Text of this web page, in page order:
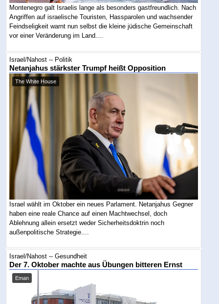
Montenegro galt Israelis lange als besonders gastfreundlich. Nach
Angriffen auf israelische Touristen, Hassparolen und wachsender
Feindseligkeit warnt nun selbst die kleine jüdische Gemeinschaft
vor einer Veränderung im Land....
Israel/Nahost -- Politik
Netanjahus stärkster Trumpf heißt Opposition
The White House
Israel wählt im Oktober ein neues Parlament. Netanjahus Gegner
haben eine reale Chance auf einen Machtwechsel, doch
Ablehnung allein ersetzt weder Sicherheitsdoktrin noch
außenpolitische Strategie....
Israel/Nahost -- Gesundheit
Der 7. Oktober machte aus Übungen bitteren Ernst
Eman